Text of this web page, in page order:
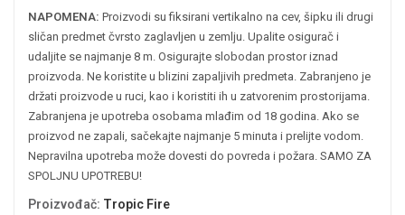
NAPOMENA: Proizvodi su fiksirani vertikalno na cev, šipku ili drugi
sličan predmet čvrsto zaglavljen u zemlju. Upalite osigurač i
udaljite se najmanje 8 m. Osigurajte slobodan prostor iznad
proizvoda. Ne koristite u blizini zapaljivih predmeta. Zabranjeno je
držati proizvode u ruci, kao i koristiti ih u zatvorenim prostorijama.
Zabranjena je upotreba osobama mlađim od 18 godina. Ako se
proizvod ne zapali, sačekajte najmanje 5 minuta i prelijte vodom.
Nepravilna upotreba može dovesti do povreda i požara. SAMO ZA
SPOLJNU UPOTREBU!
Proizvođač: Tropic Fire